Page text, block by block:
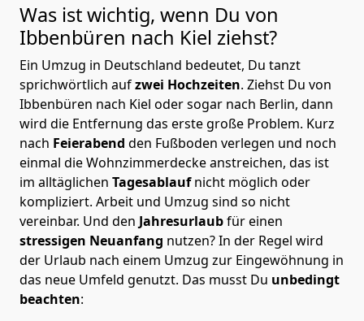
Was ist wichtig, wenn Du von
Ibbenbüren nach Kiel ziehst?
Ein Umzug in Deutschland bedeutet, Du tanzt
sprichwörtlich aufzwei Hochzeiten. Ziehst Du von
Ibbenbüren nach Kiel oder sogar nach Berlin, dann
wird die Entfernung das erste große Problem. Kurz
nach Feierabend den Fußboden verlegen und noch
einmal die Wohnzimmerdecke anstreichen, das ist
im alltäglichen Tagesablaufnicht möglich oder
kompliziert. Arbeit und Umzug sind so nicht
vereinbar. Und den Jahresurlaubfür einen
stressigen Neuanfang nutzen? In der Regel wird
der Urlaub nach einem Umzug zur Eingewöhnung in
das neue Umfeld genutzt. Das musst Du unbedingt
beachten: